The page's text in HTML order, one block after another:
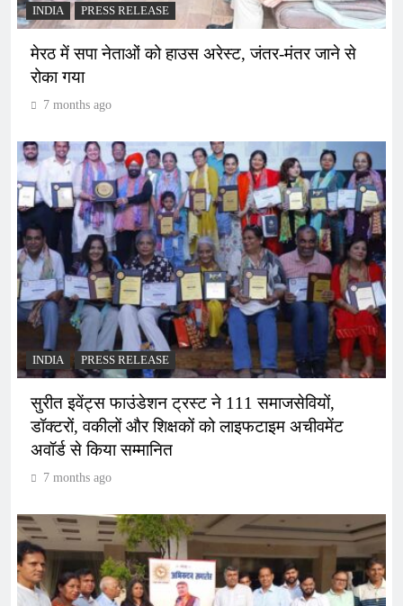
INDIA PRESS RELEASE
मेरठ में सपा नेताओं को हाउस अरेस्ट, जंतर-मंतर जाने से
रोका गया
7 months ago
INDIA PRESS RELEASE
सुरीत इवेंट्स फाउंडेशन ट्रस्ट ने 111 समाजसेवियों,
डॉक्टरों, वकीलों और शिक्षकों को लाइफटाइम अचीवमेंट
अवॉर्ड से किया सम्मानित
7 months ago